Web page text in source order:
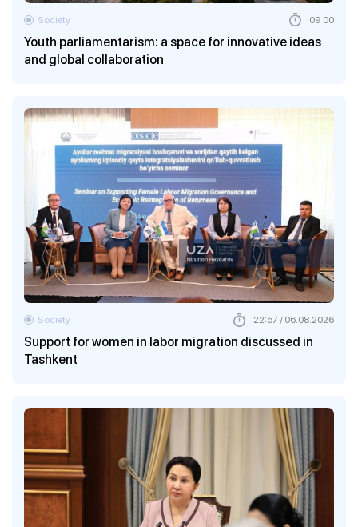
Youth parliamentarism: a space for innovative ideas
and global collaboration
Society 09:00
Support for women in labor migration discussed in
Tashkent
Society 22:57 / 06.08.2026